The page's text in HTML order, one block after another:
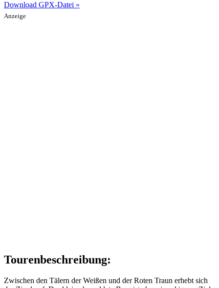
Download GPX-Datei »
Anzeige
Tourenbeschreibung:
Zwischen den Tälern der Weißen und der Roten Traun erhebt sich